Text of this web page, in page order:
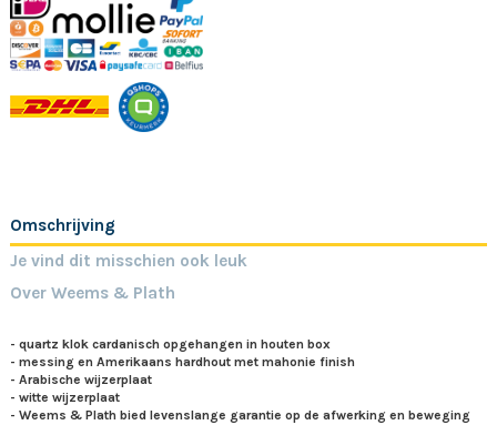
Omschrijving
Je vind dit misschien ook leuk
Over Weems & Plath
- quartz klok cardanisch opgehangen in houten box
- messing en Amerikaans hardhout met mahonie finish
- Arabische wijzerplaat
- witte wijzerplaat
- Weems & Plath bied levenslange garantie op de afwerking en beweging